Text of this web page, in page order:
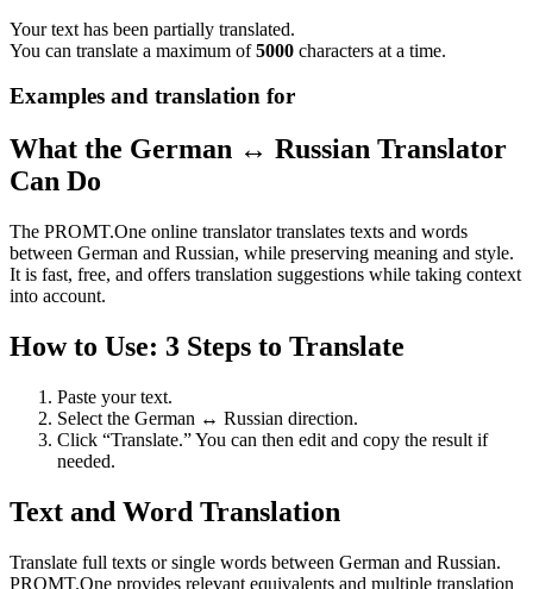
Your text has been partially translated.
You can translate a maximum of5000 characters at a time.
Examples and translation for
What the German ↔ Russian Translator
Can Do
The PROMT.One online translator translates texts and words
between German and Russian, while preserving meaning and style.
It is fast, free, and offers translation suggestions while taking context
into account.
How to Use: 3 Steps to Translate
Paste your text.
Select the German ↔ Russian direction.
Click “Translate.” You can then edit and copy the result if
needed.
Text and Word Translation
Translate full texts or single words between German and Russian.
PROMT.One provides relevant equivalents and multiple translation